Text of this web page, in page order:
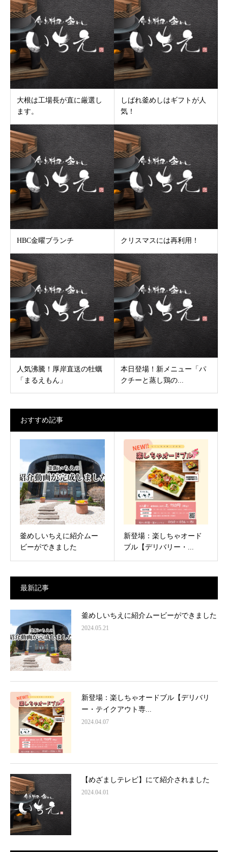
大根は工場長が直に厳選し
ます。
しばれ釜めしはギフトが人
気！
HBC金曜ブランチ クリスマスには再利用！
人気沸騰！厚岸直送の牡蠣
「まるえもん」
本日登場！新メニュー「パ
クチーと蒸し鶏の...
おすすめ記事
釜めしいちえに紹介ムー
ビーができました
新登場：楽しちゃオード
ブル【デリバリー・...
最新記事
釜めしいちえに紹介ムービーができました
2024.05.21
新登場：楽しちゃオードブル【デリバリ
ー・テイクアウト専...
2024.04.07
【めざましテレビ】にて紹介されました
2024.04.01